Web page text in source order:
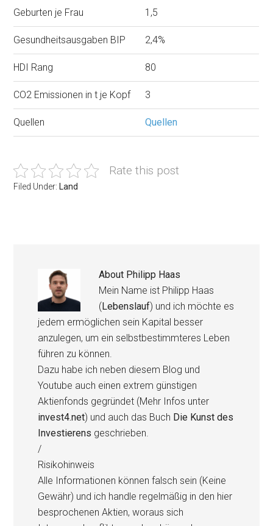
Geburten je Frau 1,5
Gesundheitsausgaben BIP 2,4%
HDI Rang 80
CO2 Emissionen in t je Kopf 3
Quellen Quellen
Rate this post
Filed Under: Land
About Philipp Haas
Mein Name ist Philipp Haas
(Lebenslauf) und ich möchte es
jedem ermöglichen sein Kapital besser
anzulegen, um ein selbstbestimmteres Leben
führen zu können.
Dazu habe ich neben diesem Blog und
Youtube auch einen extrem günstigen
Aktienfonds gegründet (Mehr Infos unter
invest4.net) und auch das Buch Die Kunst des
Investierens geschrieben.
/
Risikohinweis
Alle Informationen können falsch sein (Keine
Gewähr) und ich handle regelmäßig in den hier
besprochenen Aktien, woraus sich